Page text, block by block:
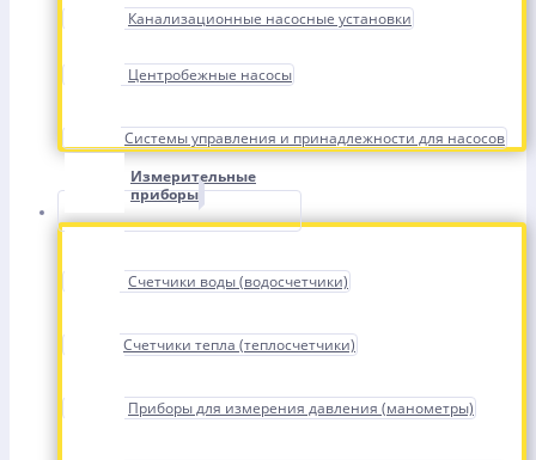
Канализационные насосные установки
Центробежные насосы
Системы управления и принадлежности для насосов
Измерительные
приборы
Счетчики воды (водосчетчики)
Счетчики тепла (теплосчетчики)
Приборы для измерения давления (манометры)